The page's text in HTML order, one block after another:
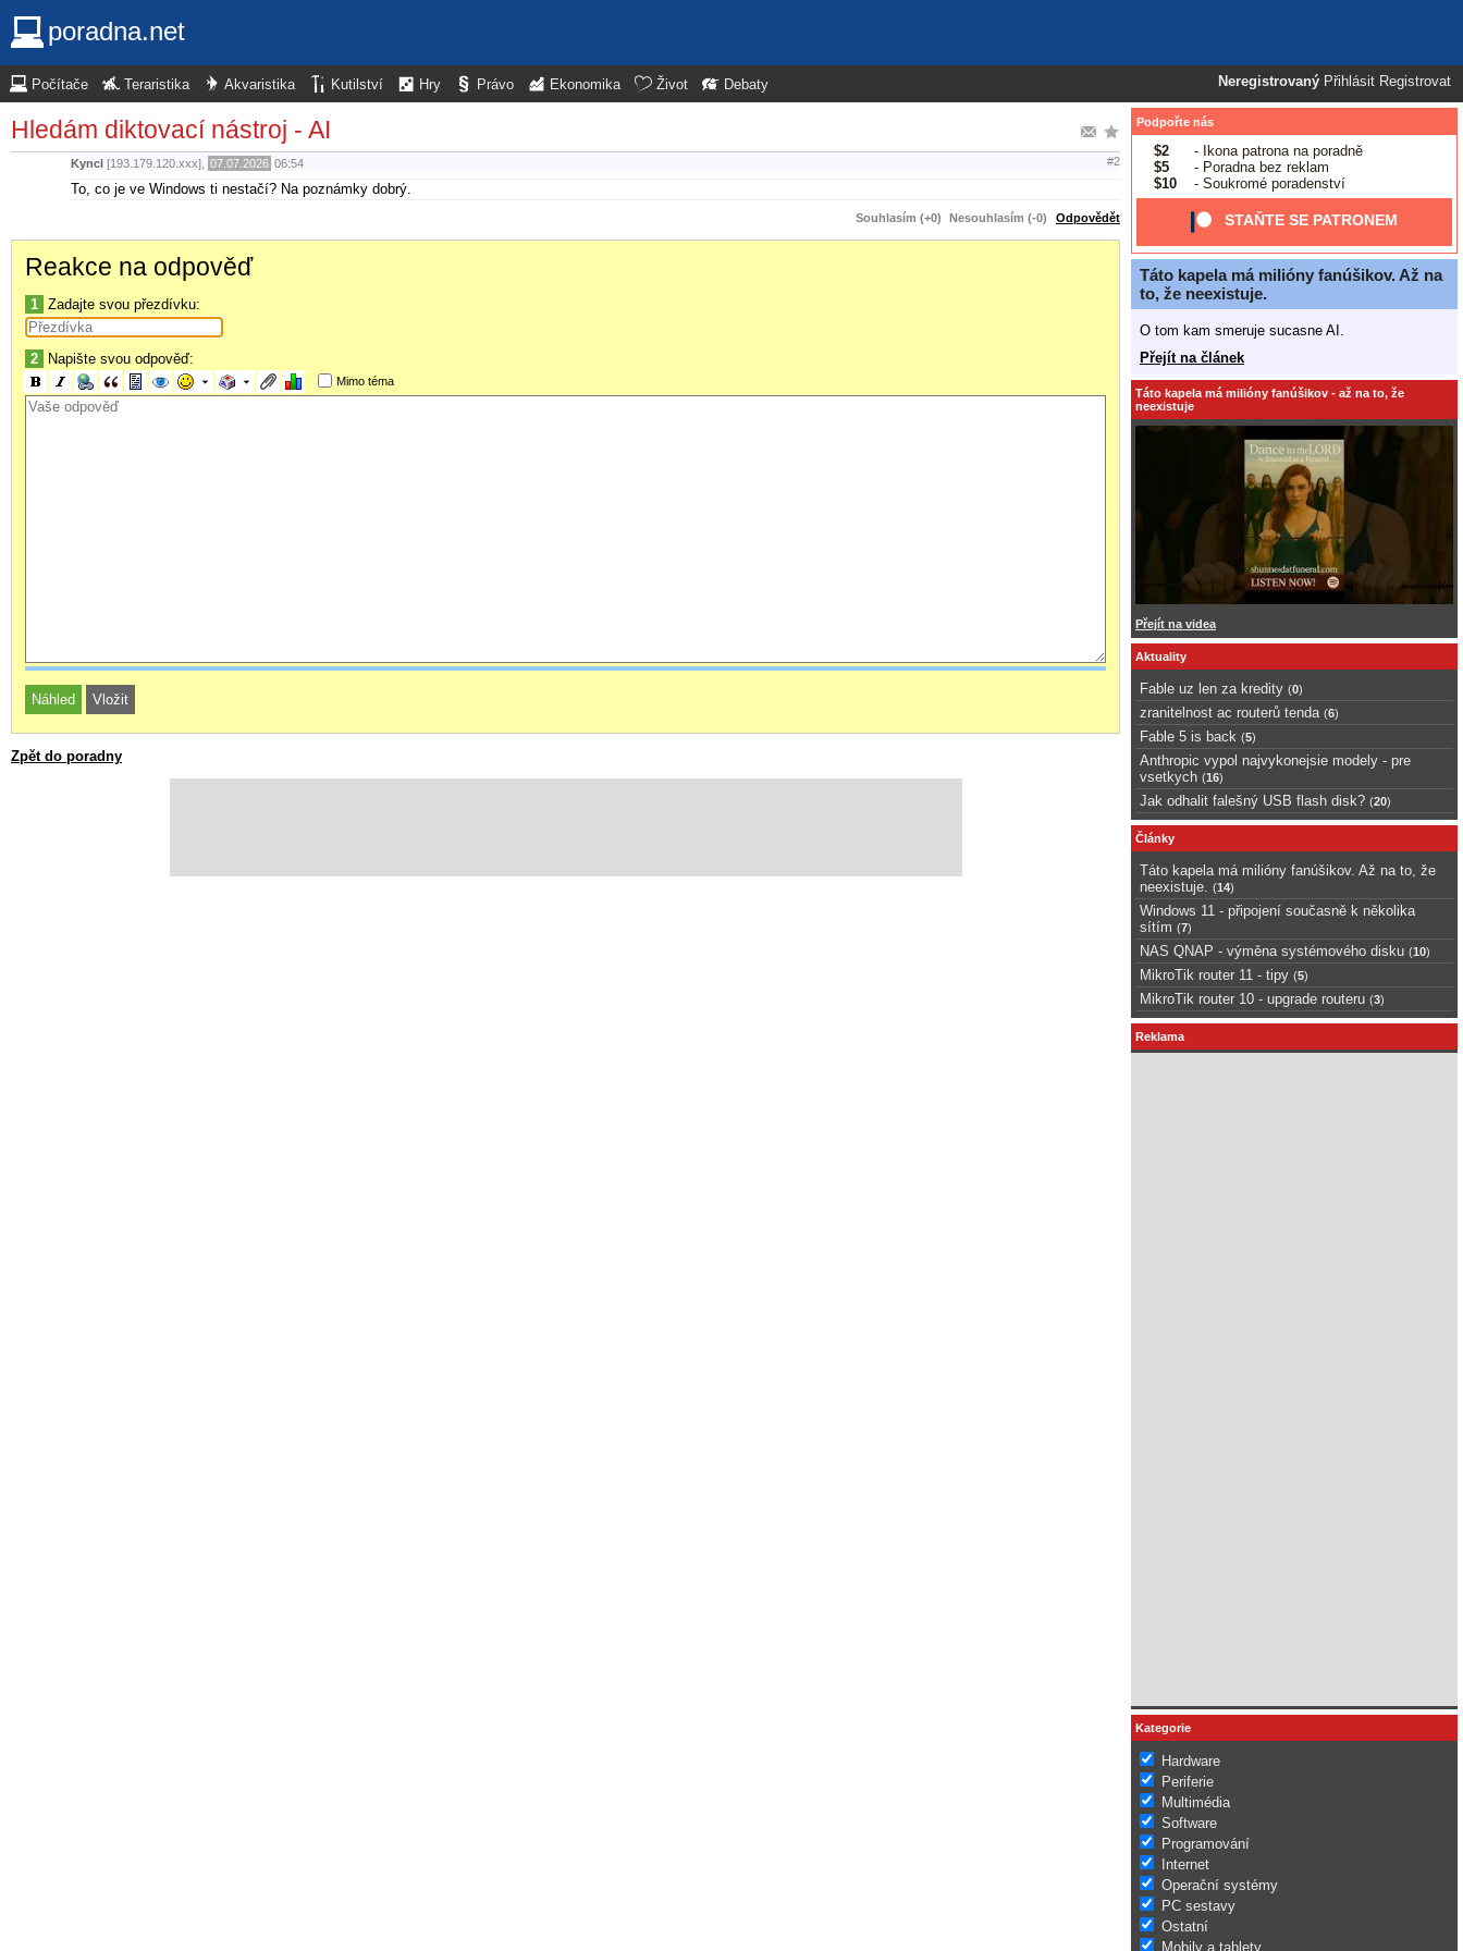
poradna.net
Neregistrovaný Přihlásit Registrovat
Počítače Teraristika Akvaristika Kutilství Hry Právo Ekonomika Život Debaty
Hledám diktovací nástroj - AI
Kyncl [193.179.120.xxx], 07.07.2026 06:54 #2
To, co je ve Windows ti nestačí? Na poznámky dobrý.
Souhlasím (+0) Nesouhlasím (-0) Odpovědět
Reakce na odpověď
1 Zadajte svou přezdívku:
2 Napište svou odpověď:
Mimo téma
Zpět do poradny
Podpořte nás
$2
- Ikona patrona na poradně
$5
- Poradna bez reklam
$10
- Soukromé poradenství
STAŇTE SE PATRONEM
Táto kapela má milióny fanúšikov. Až na
to, že neexistuje.
O tom kam smeruje sucasne AI.
Přejít na článek
Táto kapela má milióny fanúšikov - až na to, že
neexistuje
Přejít na videa
Aktuality
Fable uz len za kredity (0)
zranitelnost ac routerů tenda (6)
Fable 5 is back (5)
Anthropic vypol najvykonejsie modely - pre
vsetkych (16)
Jak odhalit falešný USB flash disk? (20)
Články
Táto kapela má milióny fanúšikov. Až na to, že
neexistuje.
(14)
Windows 11 - připojení současně k několika
sítím (7)
NAS QNAP - výměna systémového disku (10)
MikroTik router 11 - tipy (5)
MikroTik router 10 - upgrade routeru (3)
Reklama
Kategorie
Hardware
Periferie
Multimédia
Software
Programování
Internet
Operační systémy
PC sestavy
Ostatní
Mobily a tablety